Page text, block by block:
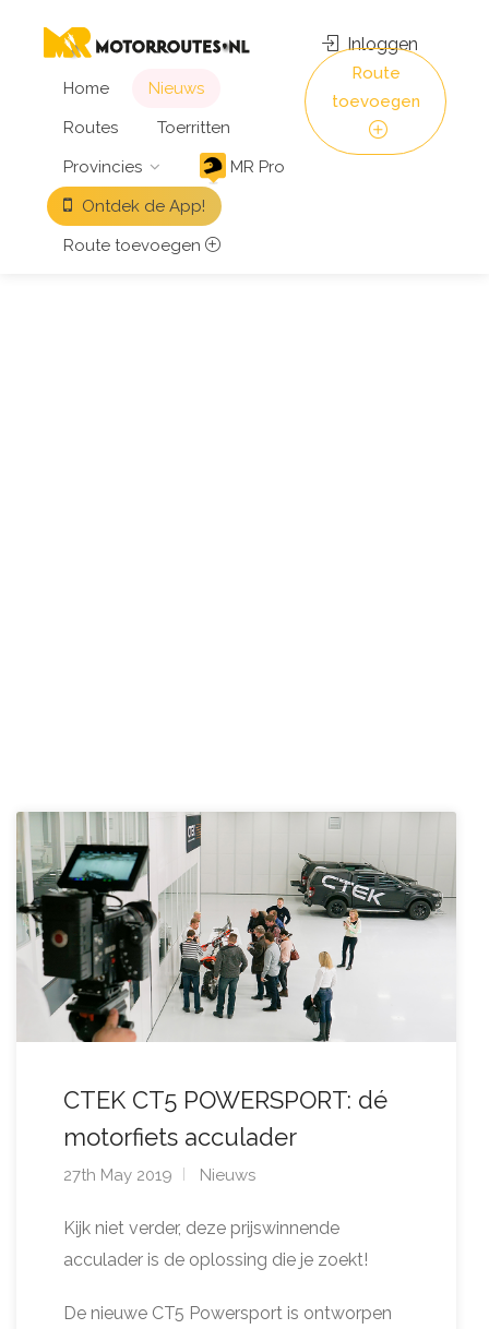
Home
Nieuws
Routes
Toerritten
Provincies
MR Pro
Ontdek de App!
Route toevoegen
Inloggen
Route
toevoegen
CTEK CT5 POWERSPORT: dé
motorfiets acculader
27th May 2019 Nieuws
Kijk niet verder, deze prijswinnende
acculader is de oplossing die je zoekt!
De nieuwe CT5 Powersport is ontworpen